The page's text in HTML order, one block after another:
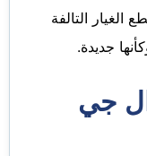
الغيار التالفة
جديدة.
جي